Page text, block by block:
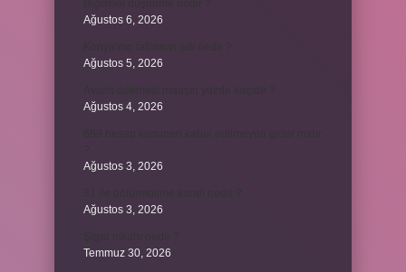
Ağustos 6, 2026
Ağustos 5, 2026
Ağustos 4, 2026
Ağustos 3, 2026
Ağustos 3, 2026
Temmuz 30, 2026